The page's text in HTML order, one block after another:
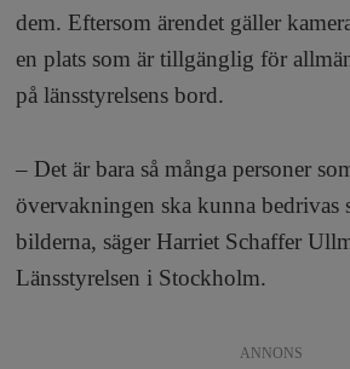
dem. Eftersom ärendet gäller
en plats som är tillgänglig för
på länsstyrelsens bord.
– Det är bara så många personer
övervakningen ska kunna bedrivas
bilderna, säger Harriet Schaffer
Länsstyrelsen i Stockholm.
ANNONS